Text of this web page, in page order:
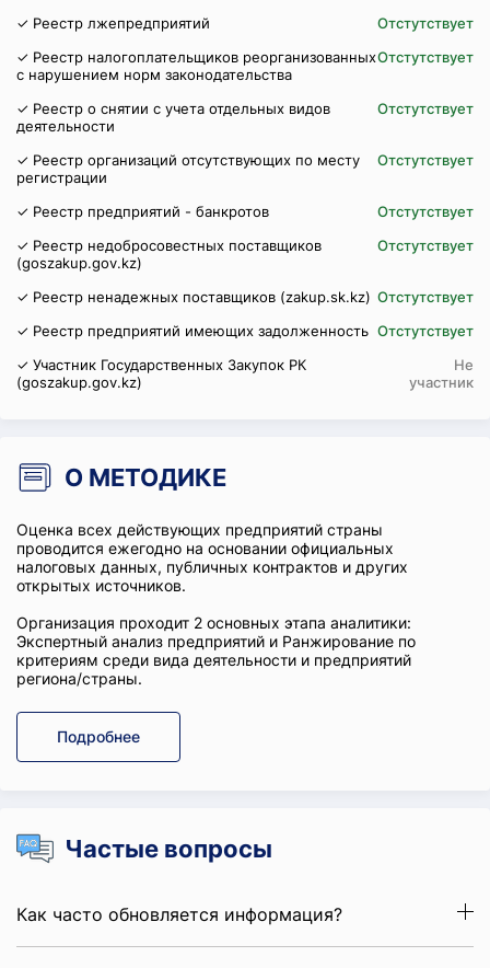
✓ Реестр лжепредприятий
Отстутствует
✓ Реестр налогоплательщиков реорганизованных
с нарушением норм законодательства
Отстутствует
✓ Реестр о снятии с учета отдельных видов
деятельности
Отстутствует
✓ Реестр организаций отсутствующих по месту
регистрации
Отстутствует
✓ Реестр предприятий - банкротов
Отстутствует
✓ Реестр недобросовестных поставщиков
(goszakup.gov.kz)
Отстутствует
✓ Реестр ненадежных поставщиков (zakup.sk.kz) Отстутствует
✓ Реестр предприятий имеющих задолженность Отстутствует
✓ Участник Государственных Закупок РК
(goszakup.gov.kz)
Не
участник
О МЕТОДИКЕ
Оценка всех действующих предприятий страны
проводится ежегодно на основании официальных
налоговых данных, публичных контрактов и других
открытых источников.
Организация проходит 2 основных этапа аналитики:
Экспертный анализ предприятий и Ранжирование по
критериям среди вида деятельности и предприятий
региона/страны.
Подробнее
Частые вопросы
Как часто обновляется информация?